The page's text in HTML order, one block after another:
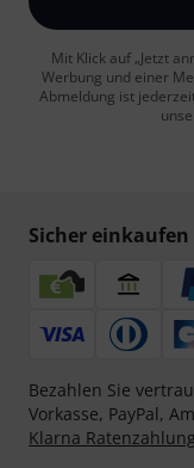
Mit Klick auf „Jetzt
Werbung und einer
Abmeldung ist
Sicher einkaufen
Bezahlen Sie
Vorkasse, PayPal,
Klarna Ratenzahlung